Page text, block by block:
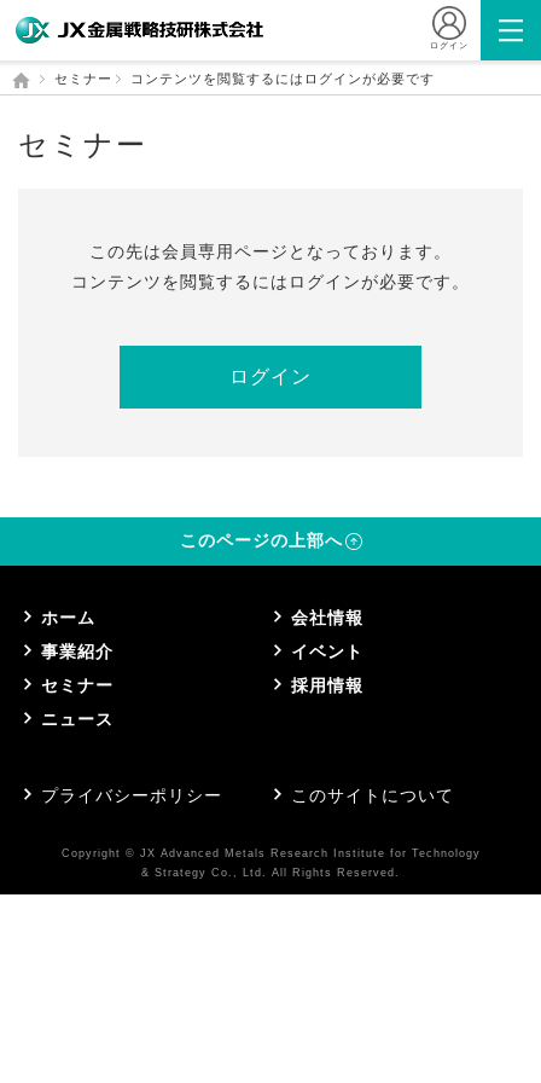
ログイン
セミナー コンテンツを閲覧するにはログインが必要です
セミナー
この先は会員専⽤ページとなっております。
コンテンツを閲覧するにはログインが必要です。
ログイン
このページの上部へ
ホーム
会社情報
事業紹介
イベント
セミナー
採用情報
ニュース
プライバシーポリシー このサイトについて
Copyright © JX Advanced Metals Research Institute for Technology
& Strategy Co., Ltd. All Rights Reserved.